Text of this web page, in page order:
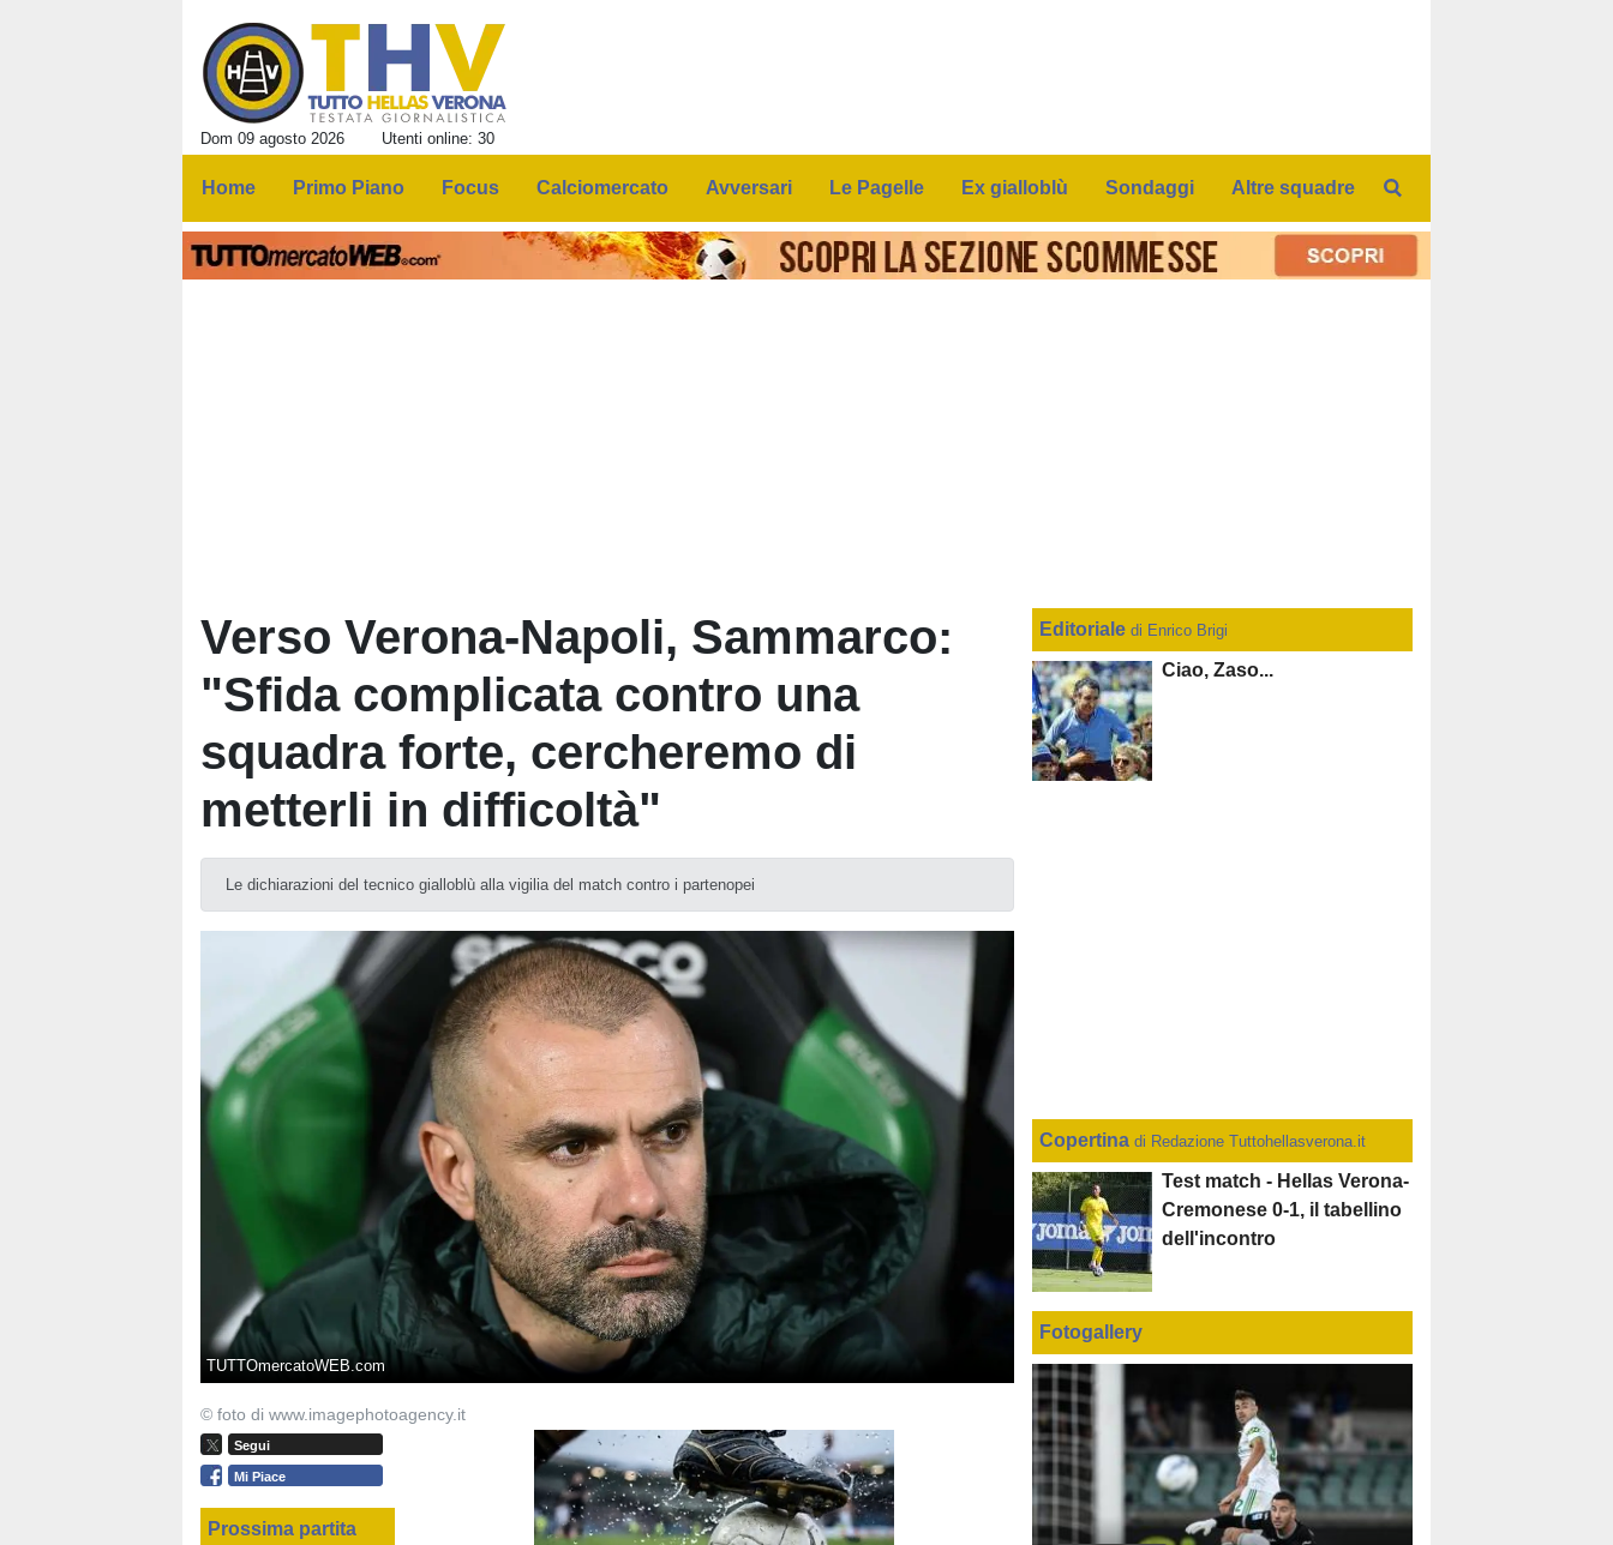
Dom 09 agosto 2026 Utenti online: 30
Home Primo Piano Focus Calciomercato Avversari Le Pagelle Ex gialloblù Sondaggi Altre squadre
Verso Verona-Napoli, Sammarco:
"Sfida complicata contro una
squadra forte, cercheremo di
metterli in difficoltà"
Le dichiarazioni del tecnico gialloblù alla vigilia del match contro i partenopei
TUTTOmercatoWEB.com
© foto di www.imagephotoagency.it
Segui
Mi Piace
Prossima partita
Editorialedi Enrico Brigi
Ciao, Zaso...
Copertina di Redazione Tuttohellasverona.it
Test match - Hellas Verona-
Cremonese 0-1, il tabellino
dell'incontro
Fotogallery